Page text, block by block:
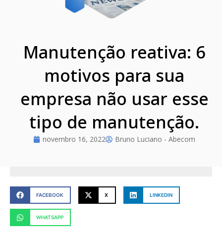
Manutenção reativa: 6
motivos para sua
empresa não usar esse
tipo de manutenção.
novembro 16, 2022 Bruno Luciano - Abecom
FACEBOOK X LINKEDIN
WHATSAPP